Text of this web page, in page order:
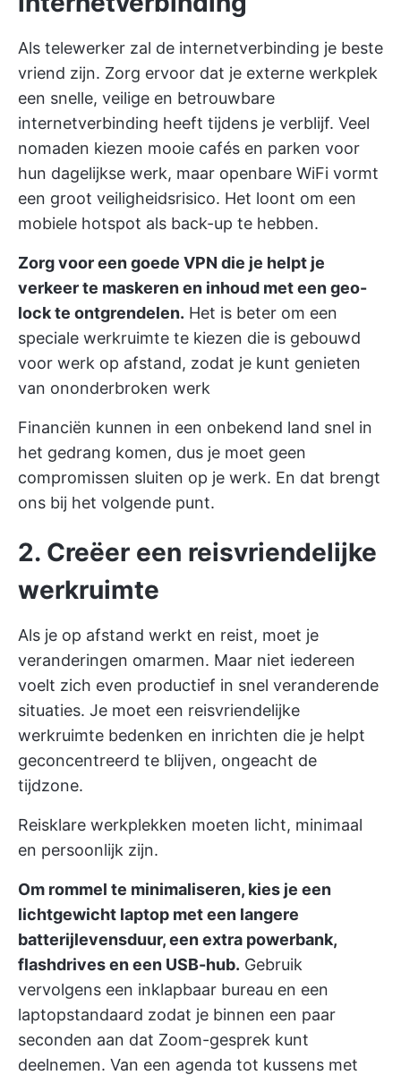
Als telewerker zal de internetverbinding je beste
vriend zijn. Zorg ervoor dat je externe werkplek
een snelle, veilige en betrouwbare
internetverbinding heeft tijdens je verblijf. Veel
nomaden kiezen mooie cafés en parken voor
hun dagelijkse werk, maar openbare WiFi vormt
een groot veiligheidsrisico. Het loont om een
mobiele hotspot als back-up te hebben.
Zorg voor een goede VPN die je helpt je
verkeer te maskeren en inhoud met een geo-
lock te ontgrendelen. Het is beter om een
speciale werkruimte te kiezen die is gebouwd
voor werk op afstand, zodat je kunt genieten
van ononderbroken werk
Financiën kunnen in een onbekend land snel in
het gedrang komen, dus je moet geen
compromissen sluiten op je werk. En dat brengt
ons bij het volgende punt.
2. Creëer een reisvriendelijke
werkruimte
Als je op afstand werkt en reist, moet je
veranderingen omarmen. Maar niet iedereen
voelt zich even productief in snel veranderende
situaties. Je moet een reisvriendelijke
werkruimte bedenken en inrichten die je helpt
geconcentreerd te blijven, ongeacht de
tijdzone.
Reisklare werkplekken moeten licht, minimaal
en persoonlijk zijn.
Om rommel te minimaliseren, kies je een
lichtgewicht laptop met een langere
batterijlevensduur, een extra powerbank,
flashdrives en een USB-hub. Gebruik
vervolgens een inklapbaar bureau en een
laptopstandaard zodat je binnen een paar
seconden aan dat Zoom-gesprek kunt
deelnemen. Van een agenda tot kussens met